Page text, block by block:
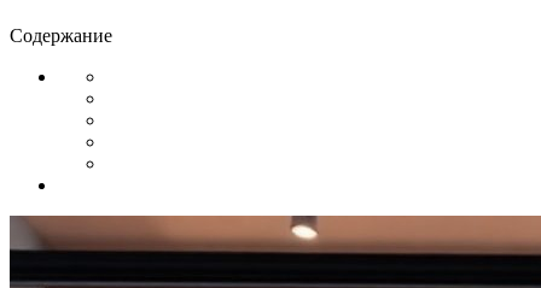
Содержание